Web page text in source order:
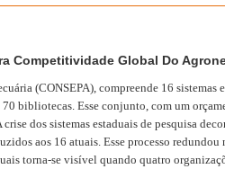
Competitividade Global Do
(CONSEPA), compreende 16 sistemas
bibliotecas. Esse conjunto, com um
dos sistemas estaduais de pesquisa
aos 16 atuais. Esse processo
torna-se visível quando quatro